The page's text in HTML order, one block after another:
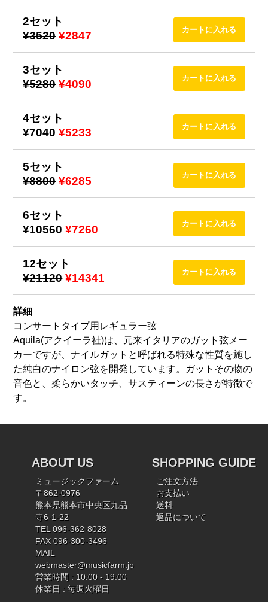
2セット
¥3520 ¥2847
3セット
¥5280 ¥4090
4セット
¥7040 ¥5233
5セット
¥8800 ¥6285
6セット
¥10560 ¥7260
12セット
¥21120 ¥14341
詳細
コンサートタイプ用レギュラー弦
Aquila(アクイーラ社)は、元来イタリアのガット弦メー
カーですが、ナイルガットと呼ばれる特殊な性質を施し
た純白のナイロン弦を開発しています。ガットその物の
音色と、柔らかいタッチ、サスティーンの長さが特徴で
す。
ABOUT US
ミュージックファーム
〒862-0976
熊本県熊本市中央区九品
寺6-1-22
TEL 096-362-8028
FAX 096-300-3496
MAIL
webmaster@musicfarm.jp
営業時間 : 10:00 - 19:00
休業日 : 毎週火曜日
SHOPPING GUIDE
ご注文方法
お支払い
送料
返品について